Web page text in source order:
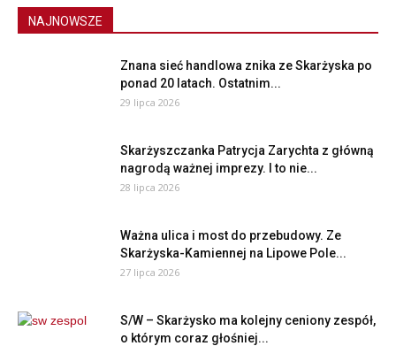
NAJNOWSZE
Znana sieć handlowa znika ze Skarżyska po
ponad 20 latach. Ostatnim...
29 lipca 2026
Skarżyszczanka Patrycja Zarychta z główną
nagrodą ważnej imprezy. I to nie...
28 lipca 2026
Ważna ulica i most do przebudowy. Ze
Skarżyska-Kamiennej na Lipowe Pole...
27 lipca 2026
S/W – Skarżysko ma kolejny ceniony zespół,
o którym coraz głośniej...